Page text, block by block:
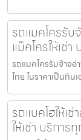
รถแมคโครรับ
แม็คโครให้เช่
รถแมคโครรับจ้างอ่
ไทย ในราคาเป็นกั
รถแบคโฮให้เ
ให้เช่า บริการ